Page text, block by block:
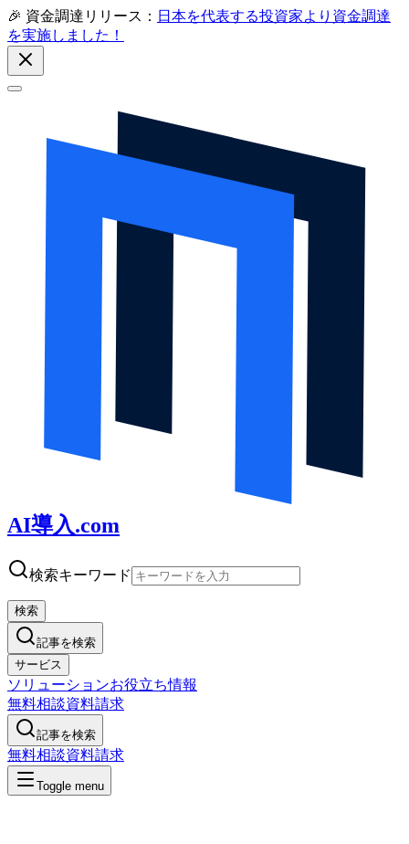
🎉 資金調達リリース： 日本を代表する投資家より資金調達
を実施しました！
AI導入.com
検索キーワード
検索
記事を検索
サービス
ソリューションお役立ち情報
無料相談資料請求
記事を検索
無料相談資料請求
Toggle menu